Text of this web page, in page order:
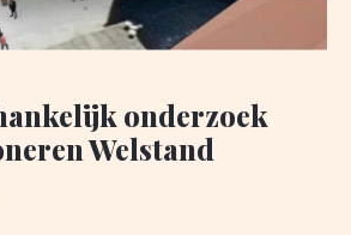
onderzoek
Welstand